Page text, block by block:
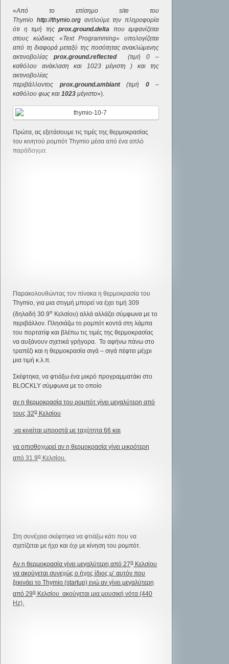
«Από το επίσημοsite του
Thymiohttp://thymio .org αντλούμε την πληροφορία
ότι η τιμή της prox.ground.delta
που εμφανίζεται
στους κώδικες «Text Programming» υπολογίζεται
από τη διαφορά μεταξύ της ποσότητας ανακλώμενης
ακτινοβολίας
prox.ground.reflected
(τιμή 0 –
καθόλου ανάκλαση και 1023 μέγιστη ) και της
ακτινοβολίας
περιβάλλοντος
prox.ground.ambiant (τιμή 0
–
καθόλου φως και 1023 μέγιστο»).
Πρώτα, ας εξετάσουμε τις τιμές της θερμοκρασίας
του κινητού ρομπότ Thymio μέσα από ένα απλό
παράδειγμα.
Παρακολουθώντας τον πίνακα η θερμοκρασία του
Thymio, για μια στιγμή μπορεί να έχει τιμή 309
(δηλαδή 30.9ο Κελσίου) αλλά αλλάζει σύμφωνα με το
περιβάλλον. Πλησιάζω το ρομπότ κοντά στη λάμπα
του πορτατίφ και βλέπω τις τιμές της θερμοκρασίας
να αυξάνουν σχετικά γρήγορα. Το αφήνω πάνω στο
τραπέζι και η θερμοκρασία σιγά – σιγά πέφτει μέχρι
μια τιμή κ.λ.π.
Σκέφτηκα, να φτιάξω ένα μικρό προγραμματάκι στο
BLOCKLY σύμφωνα με το οποίο
αν η θερμοκρασία του ρομπότ γίνει μεγαλύτερη από
τους 32οΚελσίου
να κινείται μπροστά με ταχύτητα 66 και
να οπισθοχωρεί αν η θερμοκρασία γίνει μικρότερη
από 31.9οΚελσίου.
Στη συνέχεια σκέφτηκα να φτιάξω κάτι που να
σχετίζεται με ήχο και όχι με κίνηση του ρομπότ.
Αν η θερμοκρασία γίνει μεγαλύτερη από 27οΚελσίου
να ακούγεται συνεχώς ο ήχος ίδιος μ’ αυτόν που
ξεκινάει το Thymio (startup) ενώ αν γίνει μεγαλύτερη
από 29οΚελσίου ακούγεται μια μουσική νότα (440
Hz).